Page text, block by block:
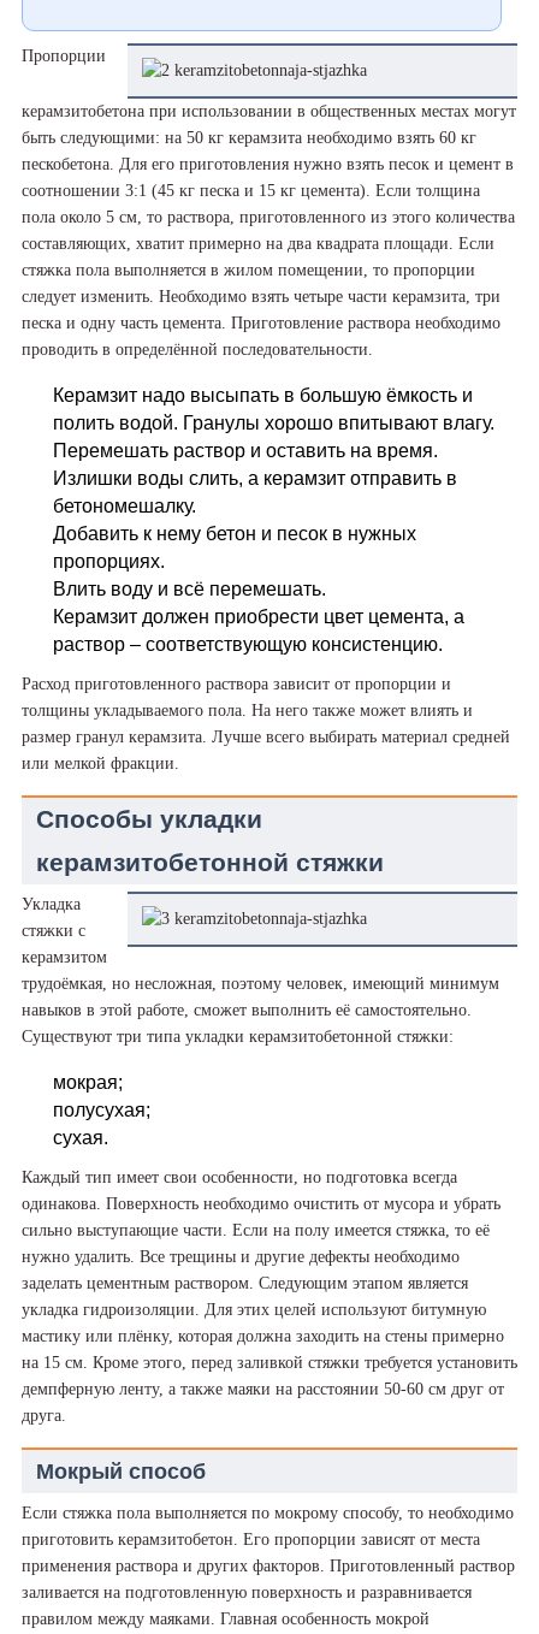
Пропорции
керамзитобетона при использовании в общественных местах могут
быть следующими: на 50 кг керамзита необходимо взять 60 кг
пескобетона. Для его приготовления нужно взять песок и цемент в
соотношении 3:1 (45 кг песка и 15 кг цемента). Если толщина
пола около 5 см, то раствора, приготовленного из этого количества
составляющих, хватит примерно на два квадрата площади. Если
стяжка пола выполняется в жилом помещении, то пропорции
следует изменить. Необходимо взять четыре части керамзита, три
песка и одну часть цемента. Приготовление раствора необходимо
проводить в определённой последовательности.
Керамзит надо высыпать в большую ёмкость и
полить водой. Гранулы хорошо впитывают влагу.
Перемешать раствор и оставить на время.
Излишки воды слить, а керамзит отправить в
бетономешалку.
Добавить к нему бетон и песок в нужных
пропорциях.
Влить воду и всё перемешать.
Керамзит должен приобрести цвет цемента, а
раствор – соответствующую консистенцию.
Расход приготовленного раствора зависит от пропорции и
толщины укладываемого пола. На него также может влиять и
размер гранул керамзита. Лучше всего выбирать материал средней
или мелкой фракции.
Способы укладки
керамзитобетонной стяжки
Укладка
стяжки с
керамзитом
трудоёмкая, но несложная, поэтому человек, имеющий минимум
навыков в этой работе, сможет выполнить её самостоятельно.
Существуют три типа укладки керамзитобетонной стяжки:
мокрая;
полусухая;
сухая.
Каждый тип имеет свои особенности, но подготовка всегда
одинакова. Поверхность необходимо очистить от мусора и убрать
сильно выступающие части. Если на полу имеется стяжка, то её
нужно удалить. Все трещины и другие дефекты необходимо
заделать цементным раствором. Следующим этапом является
укладка гидроизоляции. Для этих целей используют битумную
мастику или плёнку, которая должна заходить на стены примерно
на 15 см. Кроме этого, перед заливкой стяжки требуется установить
демпферную ленту, а также маяки на расстоянии 50-60 см друг от
друга.
Мокрый способ
Если стяжка пола выполняется по мокрому способу, то необходимо
приготовить керамзитобетон. Его пропорции зависят от места
применения раствора и других факторов. Приготовленный раствор
заливается на подготовленную поверхность и разравнивается
правилом между маяками. Главная особенность мокрой